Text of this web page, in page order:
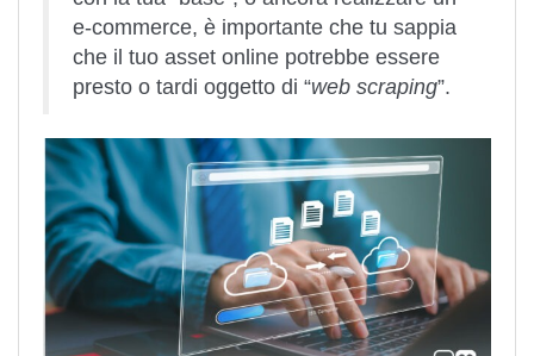
e-commerce, è importante che tu sappia
che il tuo asset online potrebbe essere
presto o tardi oggetto di “web scraping”.